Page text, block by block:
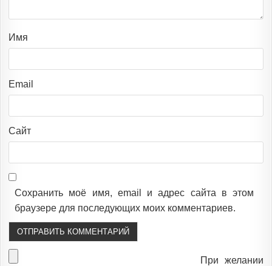
Имя
Email
Сайт
Сохранить моё имя, email и адрес сайта в этом
браузере для последующих моих комментариев.
При желании